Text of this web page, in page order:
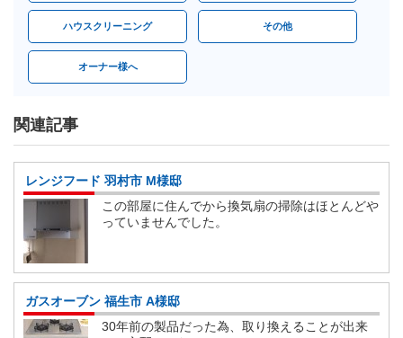
ハウスクリーニング その他
オーナー様へ
関連記事
レンジフード 羽村市 M様邸
この部屋に住んでから換気扇の掃除はほとんどや
っていませんでした。
ガスオーブン 福生市 A様邸
30年前の製品だった為、取り換えることが出来